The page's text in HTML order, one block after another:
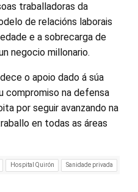
traballadoras da
de relacións laborais
e a sobrecarga de
negocio millonario.
o apoio dado á súa
compromiso na defensa
por seguir avanzando na
en todas as áreas
Hospital Quirón Sanidade privada